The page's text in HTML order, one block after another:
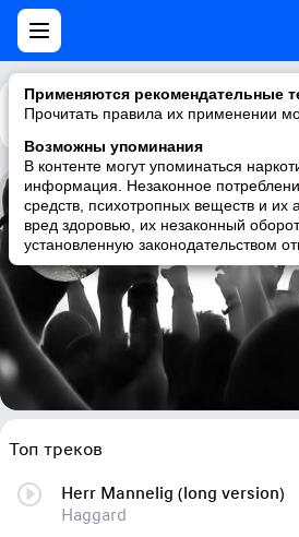
Применяются рекомендательные
Прочитать правила их применении
Возможны упоминания
В контенте могут упоминаться
информация. Незаконное
средств, психотропных веществ и их
вред здоровью, их незаконный
установленную законодательством
Каталог Рекомендации
Haggard
Топ треков
Herr Mannelig (long version)
Haggard